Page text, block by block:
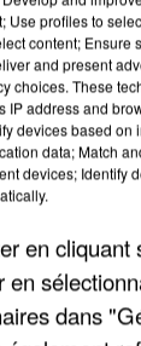
Use profiles to
content; Ensure
and present
choices. These
IP address and
devices based on
data; Match
devices; Identify
en cliquant
en
dans